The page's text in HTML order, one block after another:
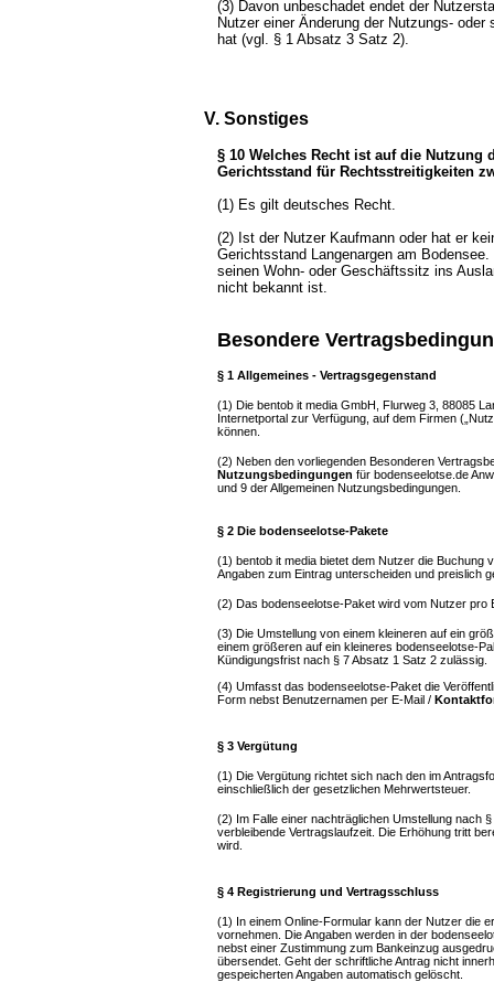
(3) Davon unbeschadet endet der
Nutzer einer Änderung der Nutzungs-
hat (vgl. § 1 Absatz 3 Satz 2).
V. Sonstiges
§ 10 Welches Recht ist auf die
Gerichtsstand für Rechtsstreitigkeiten
(1) Es gilt deutsches Recht.
(2) Ist der Nutzer Kaufmann oder hat er
Gerichtsstand Langenargen am
seinen Wohn- oder Geschäftssitz ins
nicht bekannt ist.
Besondere
§ 1 Allgemeines - Vertragsgegenstand
(1) Die bentob it media GmbH, Flurweg 3, 88085
Internetportal zur Verfügung, auf dem Firmen
können.
(2) Neben den vorliegenden Besonderen
Nutzungsbedingungen für bodenseelotse.de
und 9 der Allgemeinen Nutzungsbedingungen.
§ 2 Die bodenseelotse-Pakete
(1) bentob it media bietet dem Nutzer die Buchung
Angaben zum Eintrag unterscheiden und preislich
(2) Das bodenseelotse-Paket wird vom Nutzer pro
(3) Die Umstellung von einem kleineren auf ein
einem größeren auf ein kleineres bodenseelotse-
Kündigungsfrist nach § 7 Absatz 1 Satz 2 zulässig.
(4) Umfasst das bodenseelotse-Paket die
Form nebst Benutzernamen per E-Mail /
§ 3 Vergütung
(1) Die Vergütung richtet sich nach den im
einschließlich der gesetzlichen Mehrwertsteuer.
(2) Im Falle einer nachträglichen Umstellung nach
verbleibende Vertragslaufzeit. Die Erhöhung tritt
wird.
§ 4 Registrierung und Vertragsschluss
(1) In einem Online-Formular kann der Nutzer die
vornehmen. Die Angaben werden in der
nebst einer Zustimmung zum Bankeinzug
übersendet. Geht der schriftliche Antrag nicht
gespeicherten Angaben automatisch gelöscht.